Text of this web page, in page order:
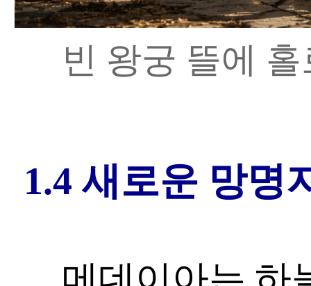
빈 왕궁 뜰에
1.4 새로운 망명